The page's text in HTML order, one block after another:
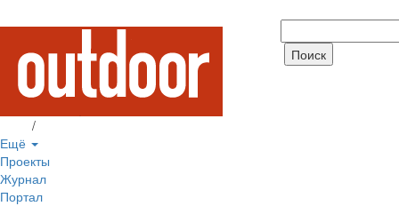
/
Ещё
Проекты
Журнал
Портал